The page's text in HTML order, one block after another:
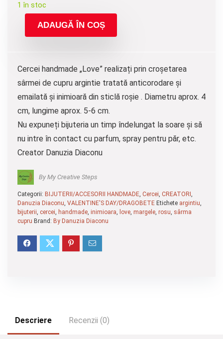
1 în stoc
ADAUGĂ ÎN COȘ
Cercei handmade „Love” realizați prin croșetarea
sârmei de cupru argintie tratată anticorodare și
emailată și inimioară din sticlă roșie . Diametru aprox. 4
cm, lungime aprox. 5-6 cm.
Nu expuneți bijuteria un timp îndelungat la soare și să
nu intre în contact cu parfum, spray pentru păr, etc.
Creator Danuzia Diaconu
By My Creative Steps
Categorii: BIJUTERII/ACCESORII HANDMADE, Cercei, CREATORI ,
Danuzia Diaconu, VALENTINE'S DAY/DRAGOBETE Etichete argintiu,
bijuterii, cercei, handmade, inimioara, love, margele, rosu, sârma
cupru Brand: By Danuzia Diaconu
Descriere Recenzii (0)